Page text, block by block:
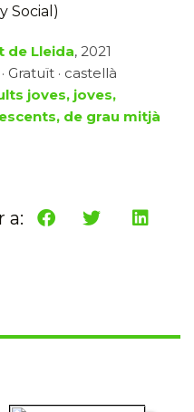
Social)
de Lleida, 2021
Gratuït · castellà
joves, joves,
de grau mitjà
a: